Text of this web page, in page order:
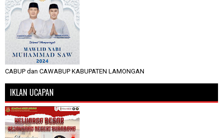
CABUP dan CAWABUP KABUPATEN LAMONGAN
IKLAN UCAPAN